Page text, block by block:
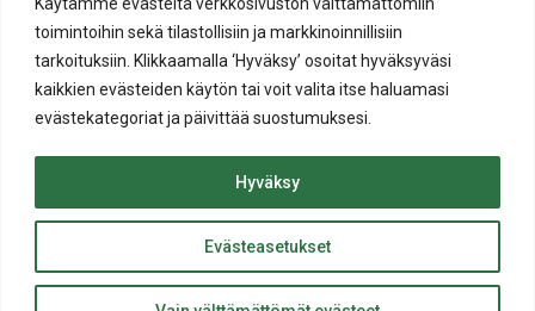
toimintoihin sekä tilastollisiin ja markkinoinnillisiin
tarkoituksiin. Klikkaamalla ‘Hyväksy’ osoitat hyväksyväsi
kaikkien evästeiden käytön tai voit valita itse haluamasi
evästekategoriat ja päivittää suostumuksesi.
Evästeasetukset
Hyväksy
ylös
© Salon kaupunki 2020 • All rights reserved.